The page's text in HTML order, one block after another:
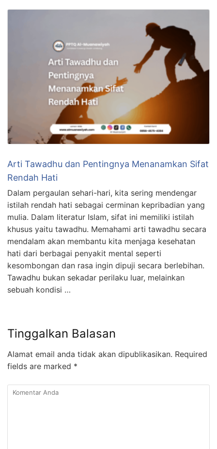
Arti Tawadhu dan Pentingnya Menanamkan Sifat
Rendah Hati
Dalam pergaulan sehari-hari, kita sering mendengar
istilah rendah hati sebagai cerminan kepribadian yang
mulia. Dalam literatur Islam, sifat ini memiliki istilah
khusus yaitu tawadhu. Memahami arti tawadhu secara
mendalam akan membantu kita menjaga kesehatan
hati dari berbagai penyakit mental seperti
kesombongan dan rasa ingin dipuji secara berlebihan.
Tawadhu bukan sekadar perilaku luar, melainkan
sebuah kondisi …
Tinggalkan Balasan
Alamat email anda tidak akan dipublikasikan. Required
fields are marked *